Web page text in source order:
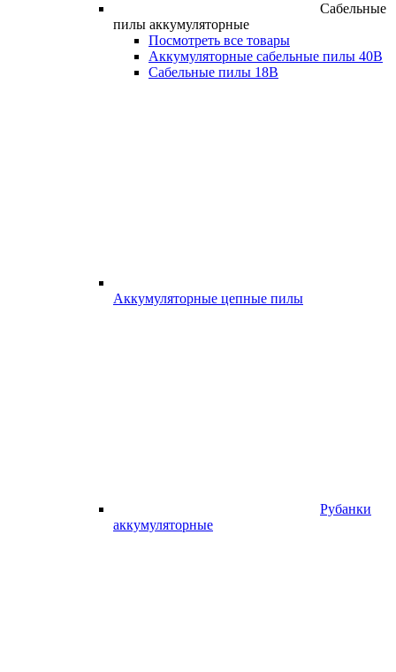
Сабельные
пилы аккумуляторные
Посмотреть все товары
Аккумуляторные сабельные пилы 40В
Сабельные пилы 18В
Аккумуляторные цепные пилы
Рубанки
аккумуляторные